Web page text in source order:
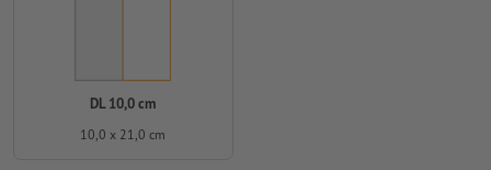
DL 10,0 cm
10,0 x 21,0 cm